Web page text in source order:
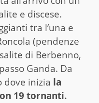
e discese.
tra l’una e
(pendenze
di Berbenno,
Ganda. Da
dove inizia la
19 tornanti.